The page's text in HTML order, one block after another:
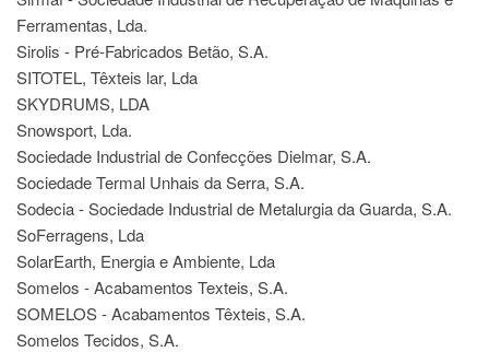
Ferramentas, Lda.
Sirolis - Pré-Fabricados Betão, S.A.
SITOTEL, Têxteis lar, Lda
SKYDRUMS, LDA
Snowsport, Lda.
Sociedade Industrial de Confecções Dielmar, S.A.
Sociedade Termal Unhais da Serra, S.A.
Sodecia - Sociedade Industrial de Metalurgia da Guarda, S.A.
SoFerragens, Lda
SolarEarth, Energia e Ambiente, Lda
Somelos - Acabamentos Texteis, S.A.
SOMELOS - Acabamentos Têxteis, S.A.
Somelos Tecidos, S.A.